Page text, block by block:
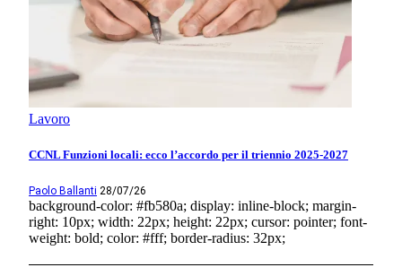
Lavoro
CCNL Funzioni locali: ecco l’accordo per il triennio 2025-2027
Paolo Ballanti 28/07/26
background-color: #fb580a; display: inline-block; margin-
right: 10px; width: 22px; height: 22px; cursor: pointer; font-
weight: bold; color: #fff; border-radius: 32px;